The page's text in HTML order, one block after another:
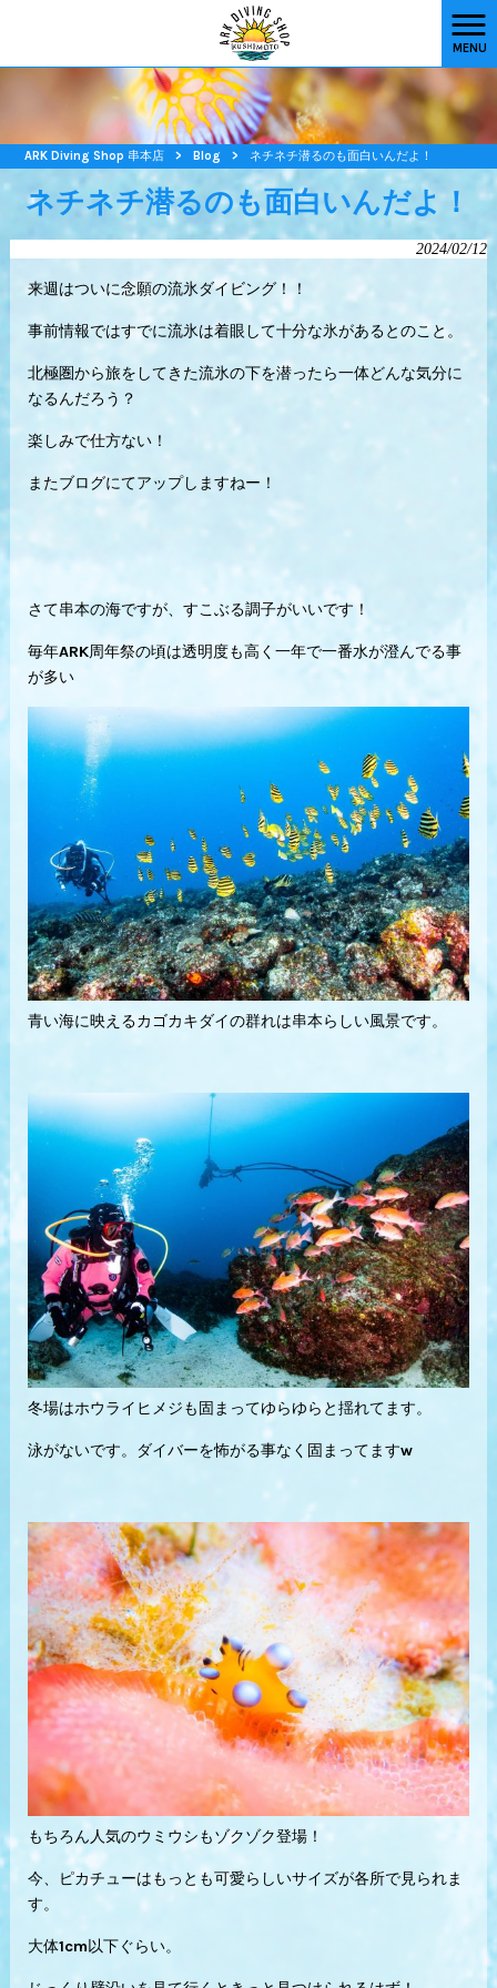
MENU
ARK Diving Shop 串本店 > Blog > ネチネチ潜るのも面白いんだよ！
ネチネチ潜るのも面白いんだよ！
2024/02/12
来週はついに念願の流氷ダイビング！！
事前情報ではすでに流氷は着眼して十分な氷があるとのこと。
北極圏から旅をしてきた流氷の下を潜ったら一体どんな気分に
なるんだろう？
楽しみで仕方ない！
またブログにてアップしますねー！
さて串本の海ですが、すこぶる調子がいいです！
毎年ARK周年祭の頃は透明度も高く一年で一番水が澄んでる事
が多い
青い海に映えるカゴカキダイの群れは串本らしい風景です。
冬場はホウライヒメジも固まってゆらゆらと揺れてます。
泳がないです。ダイバーを怖がる事なく固まってますw
もちろん人気のウミウシもゾクゾク登場！
今、ピカチューはもっとも可愛らしいサイズが各所で見られま
す。
大体1cm以下ぐらい。